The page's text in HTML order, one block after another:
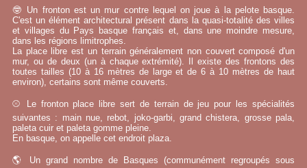
🤓 Un fronton est un mur contre lequel on joue à la pelote basque.
C'est un élément architectural présent dans la quasi-totalité des villes
et villages du Pays basque français et, dans une moindre mesure,
dans les régions limitrophes.
La place libre est un terrain généralement non couvert composé d'un
mur, ou de deux (un à chaque extrémité). Il existe des frontons des
toutes tailles (10 à 16 mètres de large et de 6 à 10 mètres de haut
environ), certains sont même couverts.
⚾ Le fronton place libre sert de terrain de jeu pour les spécialités
suivantes : main nue, rebot, joko-garbi, grand chistera, grosse pala,
paleta cuir et paleta gomme pleine.
En basque, on appelle cet endroit plaza.
🌎 Un grand nombre de Basques (communément regroupés sous